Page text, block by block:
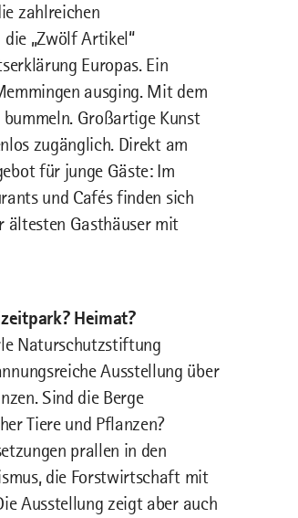
zahlreichen
„Zwölf Artikel“
Europas. Ein
ausging. Mit dem
Großartige Kunst
zugänglich. Direkt am
für junge Gäste: Im
und Cafés finden sich
ältesten Gasthäuser mit
Heimat?
Naturschutzstiftung
Ausstellung über
Sind die Berge
Tiere und Pflanzen?
prallen in den
die Forstwirtschaft mit
Ausstellung zeigt aber auch